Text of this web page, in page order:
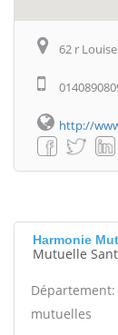
62 r Louise
http://
Harmonie
Mutuelle
Département:
mutuelles